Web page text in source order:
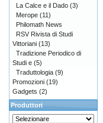
La Calce e il Dado (3)
Merope (11)
Philomath News
RSV Rivista di Studi
Vittoriani (13)
Tradizione Periodico di
Studi e (5)
Traduttologia (9)
Promozioni (19)
Gadgets (2)
Produttori